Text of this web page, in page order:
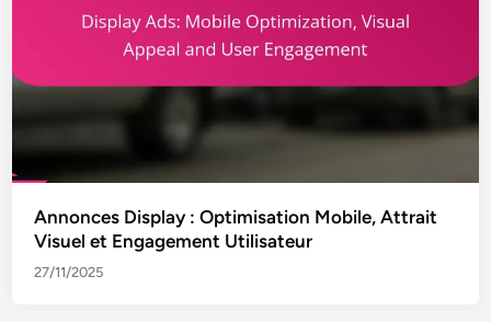
Annonces Display : Optimisation Mobile, Attrait
Visuel et Engagement Utilisateur
27/11/2025